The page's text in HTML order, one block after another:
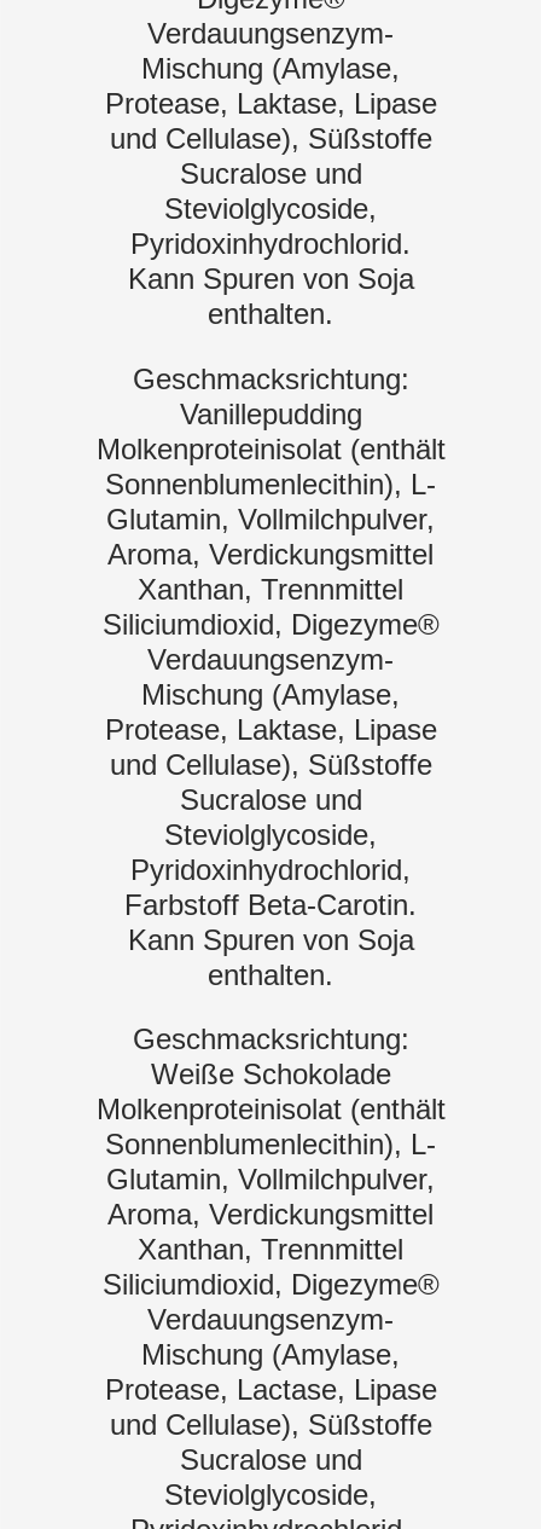
Verdauungsenzym-
Mischung (Amylase,
Protease, Laktase, Lipase
und Cellulase), Süßstoffe
Sucralose und
Steviolglycoside,
Pyridoxinhydrochlorid.
Kann Spuren von Soja
enthalten.
Geschmacksrichtung:
Vanillepudding
Molkenproteinisolat (enthält
Sonnenblumenlecithin), L-
Glutamin, Vollmilchpulver,
Aroma, Verdickungsmittel
Xanthan, Trennmittel
Siliciumdioxid, Digezyme®
Verdauungsenzym-
Mischung (Amylase,
Protease, Laktase, Lipase
und Cellulase), Süßstoffe
Sucralose und
Steviolglycoside,
Pyridoxinhydrochlorid,
Farbstoff Beta-Carotin.
Kann Spuren von Soja
enthalten.
Geschmacksrichtung:
Weiße Schokolade
Molkenproteinisolat (enthält
Sonnenblumenlecithin), L-
Glutamin, Vollmilchpulver,
Aroma, Verdickungsmittel
Xanthan, Trennmittel
Siliciumdioxid, Digezyme®
Verdauungsenzym-
Mischung (Amylase,
Protease, Lactase, Lipase
und Cellulase), Süßstoffe
Sucralose und
Steviolglycoside,